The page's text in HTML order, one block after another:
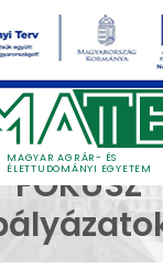
MAGYAR AGRÁR- ÉS
ÉLETTUDOMÁNYI EGYETEM
KFI
FÓKUSZ